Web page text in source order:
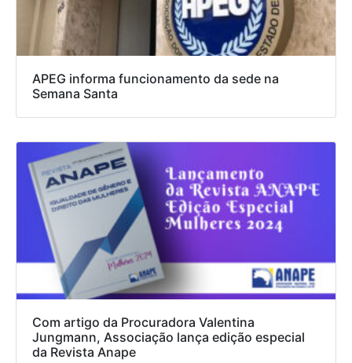
APEG informa funcionamento da sede na
Semana Santa
Com artigo da Procuradora Valentina
Jungmann, Associação lança edição especial
da Revista Anape